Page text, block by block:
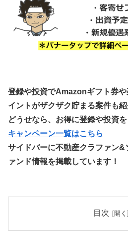
登録や投資でAmazonギフト券
イントがザクザク貯まる案件も紹
どうせなら、お得に登録や投資
キャンペーン一覧はこちら
サイドバーに不動産クラファン&
ァンド情報を掲載しています！
目次